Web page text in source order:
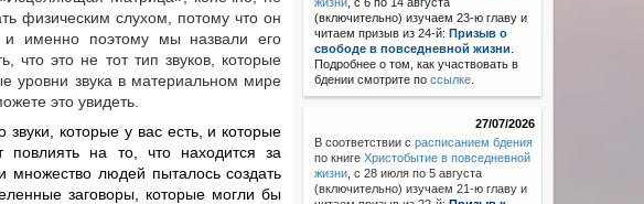
физическим слухом, потому что он
именно поэтому мы назвали его
что это не тот тип звуков, которые
уровни звука в материальном мире
это увидеть.
которые у вас есть, и которые
на то, что находится за
множество людей пыталось создать
заговоры, которые могли бы
(включительно) изучаем 23-ю главу и
читаем призыв из 24-й: Призыв о
свободе в повседневной жизни
Подробнее о том, как участвовать в
бдении смотрите поссылке
27/07/2026
В соответствии с расписанием бдения
по книгеХристобытие в повседневной
жизни с 28 июля по 5 августа
(включительно) изучаем 21-ю главу и